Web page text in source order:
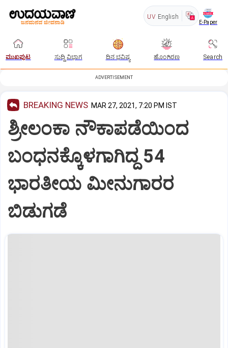
UV English
E-Paper
ಮುಖಪುಟ ಸುದ್ದಿ ವಿಭಾಗ ದಿನ ಭವಿಷ್ಯ ಹೊಂಗಿರಣ Search
ADVERTISEMENT
BREAKING NEWS MAR 27, 2021, 7:20 PM IST
ಶ್ರೀಲಂಕಾ ನೌಕಾಪಡೆಯಿಂದ
ಬಂಧನಕ್ಕೊಳಗಾಗಿದ್ದ 54
ಭಾರತೀಯ ಮೀನುಗಾರರ
ಬಿಡುಗಡೆ